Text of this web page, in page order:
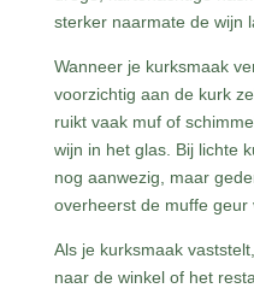
sterker naarmate de wijn
Wanneer je kurksmaak
voorzichtig aan de kurk
ruikt vaak muf of
wijn in het glas. Bij lichte
nog aanwezig, maar
overheerst de muffe geur
Als je kurksmaak
naar de winkel of het